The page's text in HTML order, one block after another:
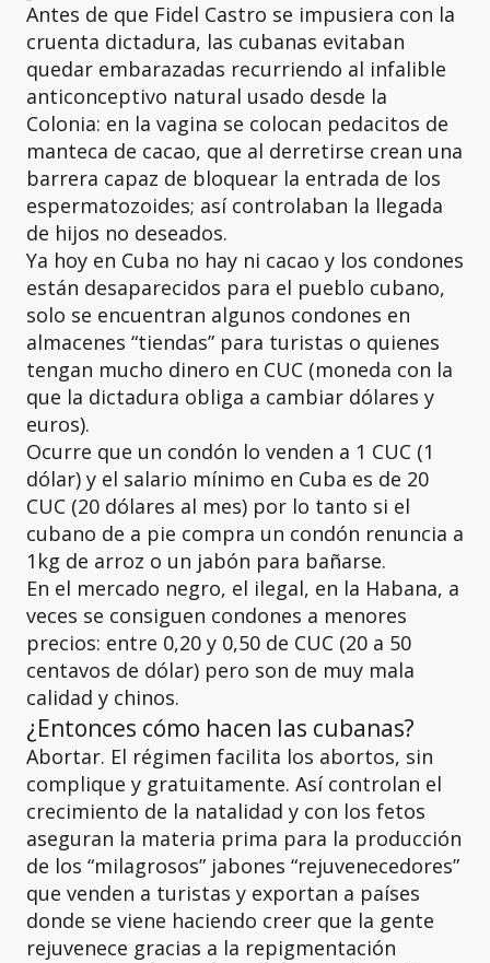
Antes de que Fidel Castro se impusiera con la
cruenta dictadura, las cubanas evitaban
quedar embarazadas recurriendo al infalible
anticonceptivo natural usado desde la
Colonia: en la vagina se colocan pedacitos de
manteca de cacao, que al derretirse crean una
barrera capaz de bloquear la entrada de los
espermatozoides; así controlaban la llegada
de hijos no deseados.
Ya hoy en Cuba no hay ni cacao y los condones
están desaparecidos para el pueblo cubano,
solo se encuentran algunos condones en
almacenes “tiendas” para turistas o quienes
tengan mucho dinero en CUC (moneda con la
que la dictadura obliga a cambiar dólares y
euros).
Ocurre que un condón lo venden a 1 CUC (1
dólar) y el salario mínimo en Cuba es de 20
CUC (20 dólares al mes) por lo tanto si el
cubano de a pie compra un condón renuncia a
1kg de arroz o un jabón para bañarse.
En el mercado negro, el ilegal, en la Habana, a
veces se consiguen condones a menores
precios: entre 0,20 y 0,50 de CUC (20 a 50
centavos de dólar) pero son de muy mala
calidad y chinos.
¿Entonces cómo hacen las cubanas?
Abortar. El régimen facilita los abortos, sin
complique y gratuitamente. Así controlan el
crecimiento de la natalidad y con los fetos
aseguran la materia prima para la producción
de los “milagrosos” jabones “rejuvenecedores”
que venden a turistas y exportan a países
donde se viene haciendo creer que la gente
rejuvenece gracias a la repigmentación